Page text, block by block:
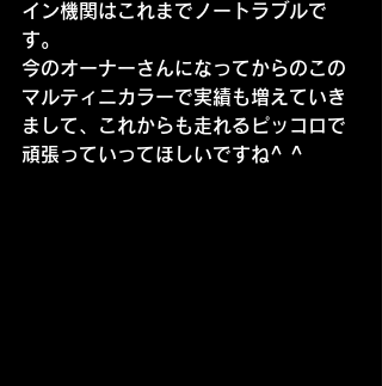
イン機関はこれまでノートラブルで
す。
今のオーナーさんになってからのこの
マルティニカラーで実績も増えていき
まして、これからも走れるピッコロで
頑張っていってほしいですね^ ^